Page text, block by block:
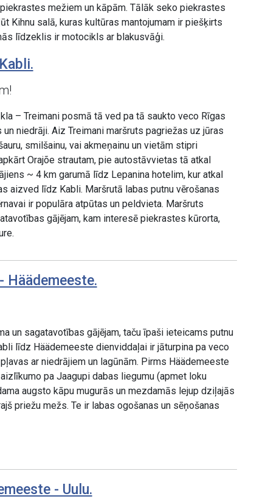
mežiem un kāpām. Tālāk seko piekrastes
Kihnu salā, kuras kultūras mantojumam ir piešķirts
līdzeklis ir motocikls ar blakusvāģi.
– Treimani posmā tā ved pa tā saukto veco Rīgas
niedrāji. Aiz Treimani maršruts pagriežas uz jūras
smilšainu, vai akmeņainu un vietām stipri
Orajõe strautam, pie autostāvvietas tā atkal
~ 4 km garumā līdz Lepanina hotelim, kur atkal
aizved līdz Kabli. Maršrutā labas putnu vērošanas
ir populāra atpūtas un peldvieta. Maršruts
gājējam, kam interesē piekrastes kūrorta,
Häädemeeste.
un sagatavotības gājējam, taču īpaši ieteicams putnu
līdz Häädemeeste dienviddaļai ir jāturpina pa veco
ar niedrājiem un lagūnām. Pirms Häädemeeste
pa Jaagupi dabas liegumu (apmet loku
augsto kāpu mugurās un mezdamās lejup dziļajās
priežu mežs. Te ir labas ogošanas un sēņošanas
- Uulu.